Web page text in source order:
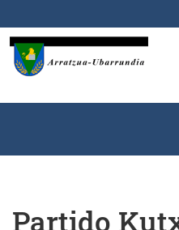
Partido